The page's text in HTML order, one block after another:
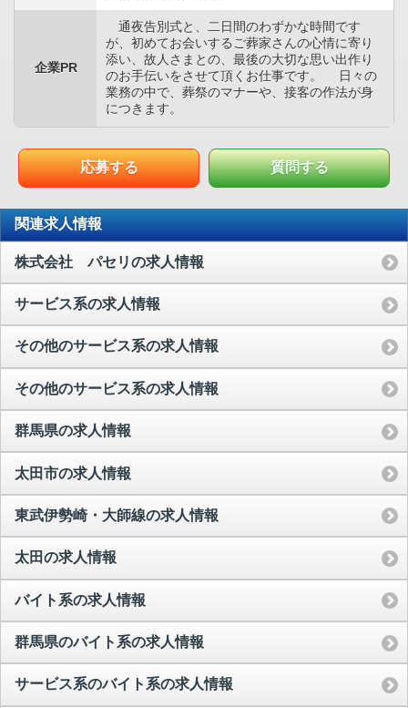
企業PR
通夜告別式と、二日間のわずかな時間です
が、初めてお会いするご葬家さんの心情に寄り
添い、故人さまとの、最後の大切な思い出作り
のお手伝いをさせて頂くお仕事です。 日々の
業務の中で、葬祭のマナーや、接客の作法が身
につきます。
応募する 質問する
関連求人情報
株式会社 パセリの求人情報
サービス系の求人情報
その他のサービス系の求人情報
その他のサービス系の求人情報
群馬県の求人情報
太田市の求人情報
東武伊勢崎・大師線の求人情報
太田の求人情報
バイト系の求人情報
群馬県のバイト系の求人情報
サービス系のバイト系の求人情報